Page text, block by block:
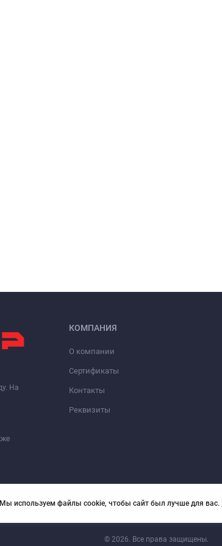
На
КОМПАНИЯ
О компании
Сертификаты
Контакты
Реквизиты
© 2026. Все права защищены.
Мы используем файлы cookie, чтобы сайт был лучше для вас.